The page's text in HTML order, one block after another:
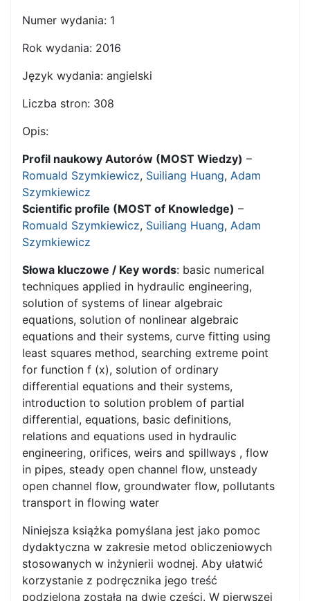
Numer wydania: 1
Rok wydania: 2016
Język wydania: angielski
Liczba stron: 308
Opis:
Profil naukowy Autorów (MOST Wiedzy) –
Romuald Szymkiewicz, Suiliang Huang, Adam
Szymkiewicz
Scientific profile (MOST of Knowledge) –
Romuald Szymkiewicz, Suiliang Huang, Adam
Szymkiewicz
Słowa kluczowe / Key words: basic numerical
techniques applied in hydraulic engineering,
solution of systems of linear algebraic
equations, solution of nonlinear algebraic
equations and their systems, curve fitting using
least squares method, searching extreme point
for function f (x), solution of ordinary
differential equations and their systems,
introduction to solution problem of partial
differential, equations, basic definitions,
relations and equations used in hydraulic
engineering, orifices, weirs and spillways , flow
in pipes, steady open channel flow, unsteady
open channel flow, groundwater flow, pollutants
transport in flowing water
Niniejsza książka pomyślana jest jako pomoc
dydaktyczna w zakresie metod obliczeniowych
stosowanych w inżynierii wodnej. Aby ułatwić
korzystanie z podręcznika jego treść
podzielona została na dwie części. W pierwszej